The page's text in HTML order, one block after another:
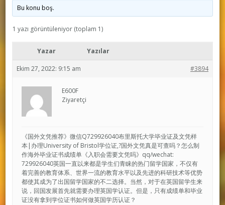
Bu konu boş.
1 yazı görüntüleniyor (toplam 1)
Yazar Yazılar
Ekim 27, 2022: 9:15 am #3894
E600F
Ziyaretçi
《国外文凭推荐》微信Q729926040布里斯托大学毕业证及文凭样
本|办理University of Bristol学位证,?国外文凭真是可查吗？怎么制
作海外毕业证书成绩单《入职会需要文凭吗》qq/wechat:
729926040英国一直以来都是学生们青睐的热门留学国家，不仅有
着完善的教育体系、世界一流的教育水平以及先进的科研技术等优势
都使其成为了出国留学国家的不二选择。当然，对于在英国留学生来
说，回国发展首先就需要办理英国学认证。但是，只有成绩单和毕业
证没有拿到学位证书如何做英国学历认证？